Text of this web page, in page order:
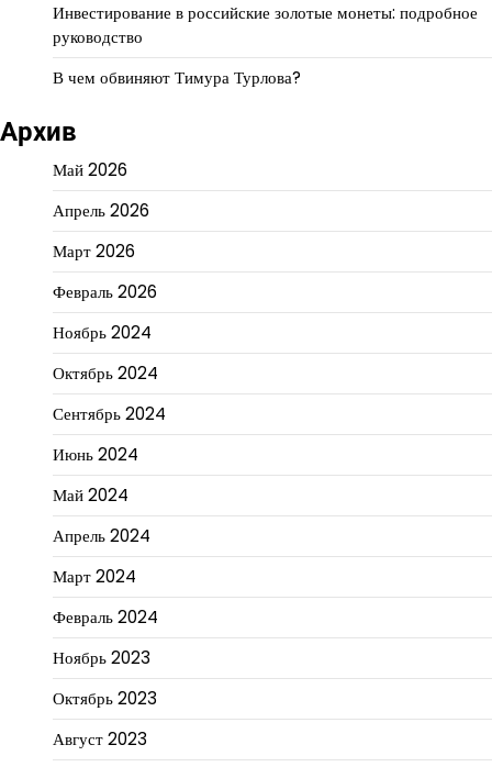
Инвестирование в российские золотые монеты: подробное
руководство
В чем обвиняют Тимура Турлова?
Архив
Май 2026
Апрель 2026
Март 2026
Февраль 2026
Ноябрь 2024
Октябрь 2024
Сентябрь 2024
Июнь 2024
Май 2024
Апрель 2024
Март 2024
Февраль 2024
Ноябрь 2023
Октябрь 2023
Август 2023